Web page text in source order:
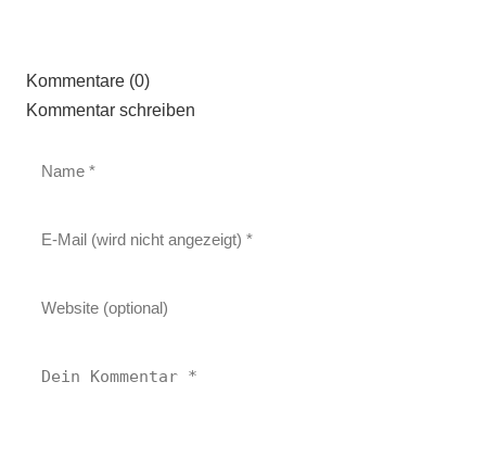
Kommentare (0)
Kommentar schreiben